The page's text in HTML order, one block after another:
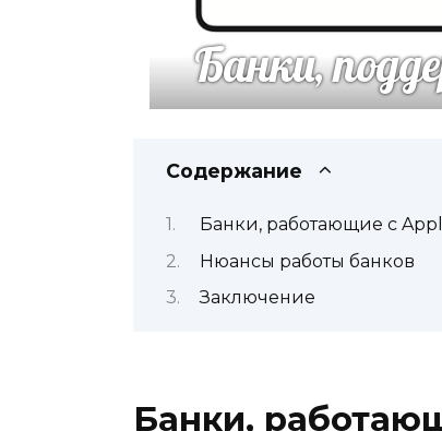
Содержание
Банки, работающие с
Нюансы работы банков
Заключение
Банки,